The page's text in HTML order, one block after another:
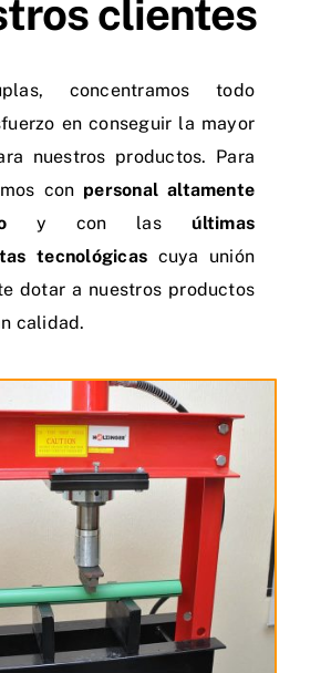
clientes
concentramos todo
en conseguir la mayor
nuestros productos. Para
con personal altamente
y con las últimas
tecnológicas cuya unión
dotar a nuestros productos
calidad.